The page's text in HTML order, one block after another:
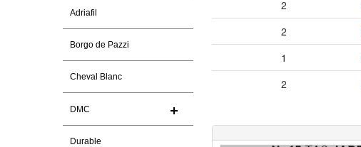
Adriafil
Borgo de Pazzi
Cheval Blanc
DMC
Durable
2
2
1
2